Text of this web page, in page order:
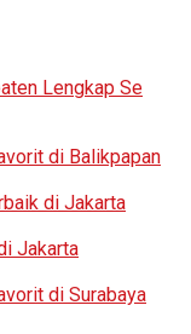
Lengkap Se
di Balikpapan
di Jakarta
Jakarta
di Surabaya